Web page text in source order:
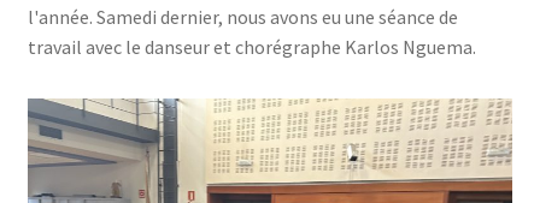
l'année. Samedi dernier, nous avons eu une séance de
travail avec le danseur et chorégraphe Karlos Nguema.